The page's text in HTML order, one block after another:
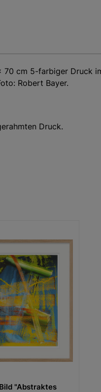
cm 5-farbiger Druck
Robert Bayer.
Druck.
"Abstraktes